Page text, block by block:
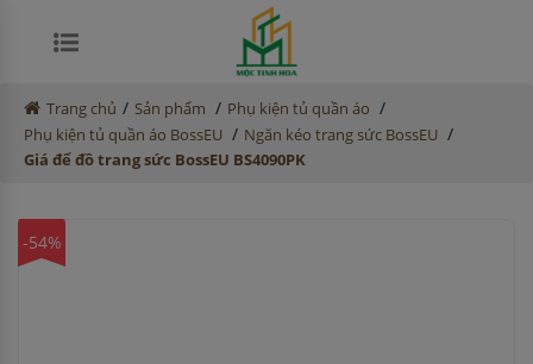
Trang chủ / Sản phẩm / Phụ kiện tủ quần áo /
Phụ kiện tủ quần áo BossEU / Ngăn kéo trang sức BossEU /
Giá để đồ trang sức BossEU BS4090PK
-54%